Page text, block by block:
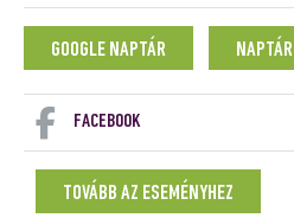
GOOGLE NAPTÁR NAPTÁR
FACEBOOK
TOVÁBB AZ ESEMÉNYHEZ